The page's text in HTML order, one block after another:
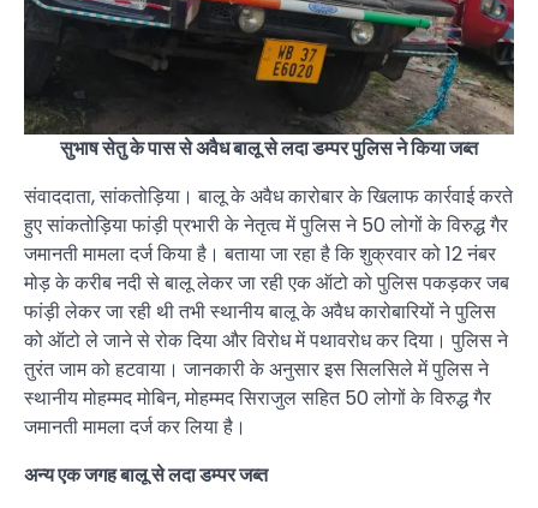
सुभाष सेतु के पास से अवैध बालू से लदा डम्पर पुलिस ने किया जब्त
संवाददाता, सांकतोड़िया। बालू के अवैध कारोबार के खिलाफ कार्रवाई करते
हुए सांकतोड़िया फांड़ी प्रभारी के नेतृत्व में पुलिस ने 50 लोगों के विरुद्ध गैर
जमानती मामला दर्ज किया है। बताया जा रहा है कि शुक्रवार को 12 नंबर
मोड़ के करीब नदी से बालू लेकर जा रही एक ऑटो को पुलिस पकड़कर जब
फांड़ी लेकर जा रही थी तभी स्थानीय बालू के अवैध कारोबारियों ने पुलिस
को ऑटो ले जाने से रोक दिया और विरोध में पथावरोध कर दिया। पुलिस ने
तुरंत जाम को हटवाया। जानकारी के अनुसार इस सिलसिले में पुलिस ने
स्थानीय मोहम्मद मोबिन, मोहम्मद सिराजुल सहित 50 लोगों के विरुद्ध गैर
जमानती मामला दर्ज कर लिया है।
अन्य एक जगह बालू से लदा डम्पर जब्त